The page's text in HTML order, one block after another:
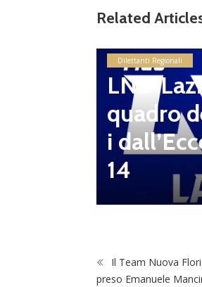
Related
Dilettanti Regionali
LND
quadro
i
14
Il Team Nuova
preso Emanuele